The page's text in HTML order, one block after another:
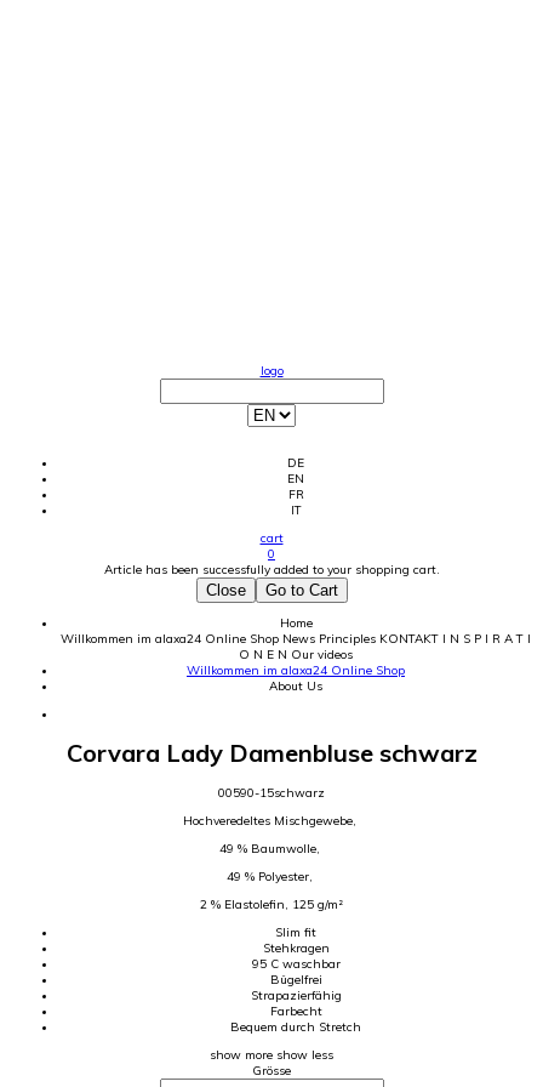
logo
DE
EN
FR
IT
cart
0
Article has been successfully added to your shopping cart.
Close Go to Cart
Home
Willkommen im alaxa24 Online Shop News Principles KONTAKT I N S P I R A T I
O N E N Our videos
Willkommen im alaxa24 Online Shop
About Us
Corvara Lady Damenbluse schwarz
00590-15schwarz
Hochveredeltes Mischgewebe,
49 % Baumwolle,
49 % Polyester,
2 % Elastolefin, 125 g/m²
Slim fit
Stehkragen
95 C waschbar
Bügelfrei
Strapazierfähig
Farbecht
Bequem durch Stretch
show more show less
Grösse